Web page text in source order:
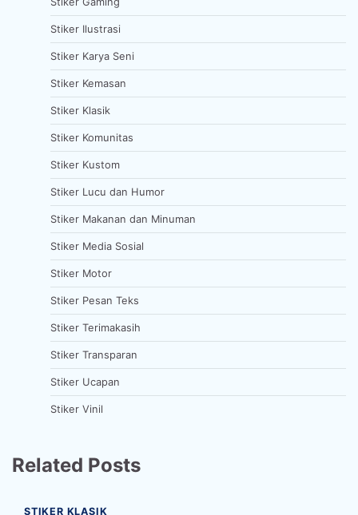
Stiker Ilustrasi
Stiker Karya Seni
Stiker Kemasan
Stiker Klasik
Stiker Komunitas
Stiker Kustom
Stiker Lucu dan Humor
Stiker Makanan dan Minuman
Stiker Media Sosial
Stiker Motor
Stiker Pesan Teks
Stiker Terimakasih
Stiker Transparan
Stiker Ucapan
Stiker Vinil
Related Posts
STIKER KLASIK